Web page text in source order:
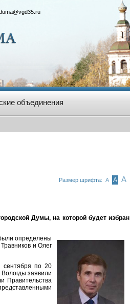
объединения
Размер шрифта: А А А
Думы, на которой будет избран
определены
и Олег
сентября по 20
заявили
Правительства